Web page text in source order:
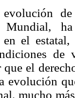
Mundial,
en el
de
el
evolución
mucho